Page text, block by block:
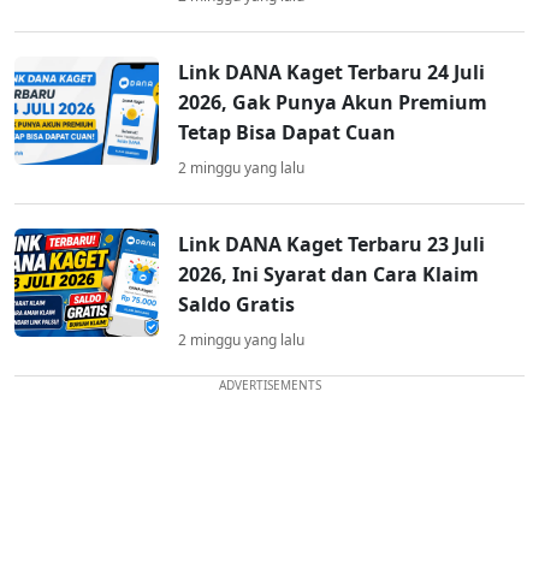
Link DANA Kaget Terbaru 24 Juli
2026, Gak Punya Akun Premium
Tetap Bisa Dapat Cuan
2 minggu yang lalu
Link DANA Kaget Terbaru 23 Juli
2026, Ini Syarat dan Cara Klaim
Saldo Gratis
2 minggu yang lalu
ADVERTISEMENTS